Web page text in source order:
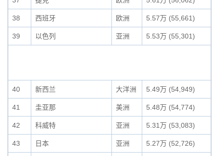
38 西班牙 欧洲 5.57万 (55,661)
39 以色列 亚洲 5.53万 (55,301)
40 新西兰 大洋洲 5.49万 (54,949)
41 圭亚那 美洲 5.48万 (54,774)
42 科威特 亚洲 5.31万 (53,083)
43 日本 亚洲 5.27万 (52,726)